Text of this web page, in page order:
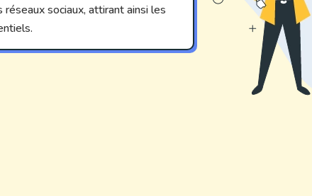
sociaux, attirant ainsi les